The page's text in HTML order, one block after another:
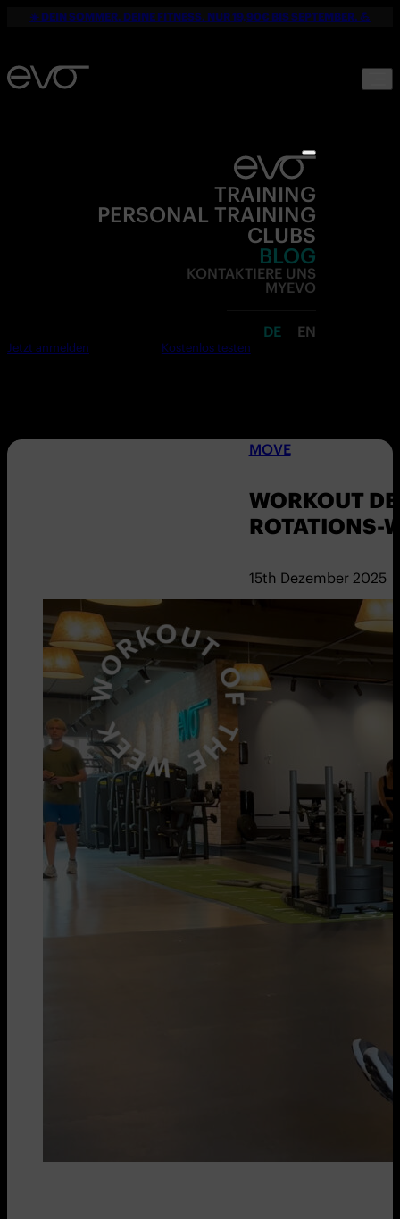
☀️ DEIN SOMMER. DEINE FITNESS. NUR 19,90€ BIS SEPTEMBER. 💪
TRAINING
PERSONAL TRAINING
CLUBS
BLOG
KONTAKTIERE UNS
MYEVO
DE EN
Jetzt anmelden Kostenlos testen
MOVE
WORKOUT
ROTATIONS-
15th Dezember 2025